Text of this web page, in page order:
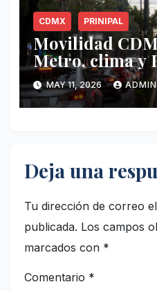
CDMX PRINIPAL
Movilidad
Metro, clima y
este lunes
MAY 11, 2026 ADMIN
Deja una
Tu dirección de correo
publicada. Los campos
marcados con *
Comentario *